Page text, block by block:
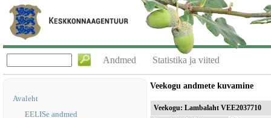
Andmed Statistika ja viited
Avaleht
EELISe andmed
Veekogu andmete kuvamine
Veekogu: Lambalaht VEE2037710